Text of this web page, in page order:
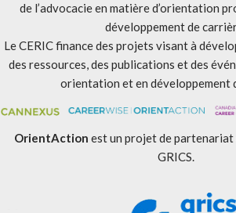
de l’advocacie en matière d’orientation
développement de
Le CERIC finance des projets visant à
des ressources, des publications et des
orientation et en développement
OrientAction est un projet de partenariat
GRICS.